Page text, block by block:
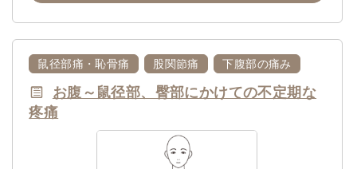
鼠径部痛・恥骨痛 股関節痛 下腹部の痛み
お腹～鼠径部、臀部にかけての不定期な
疼痛